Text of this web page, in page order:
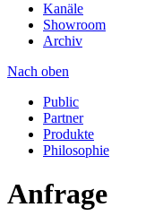
Kanäle
Showroom
Archiv
Nach oben
Public
Partner
Produkte
Philosophie
Anfrage